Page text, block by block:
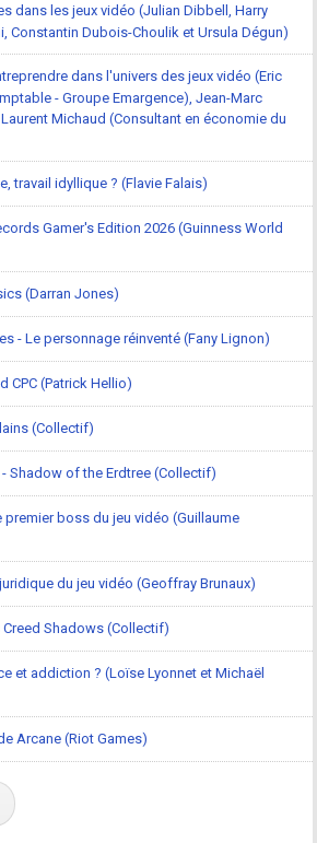
dans les jeux vidéo (Julian Dibbell, Harry
Constantin Dubois-Choulik et Ursula Dégun)
dans l'univers des jeux vidéo (Eric
- Groupe Emargence), Jean-Marc
Michaud (Consultant en économie du
travail idyllique ? (Flavie Falais)
Gamer's Edition 2026 (Guinness World
(Darran Jones)
- Le personnage réinventé (Fany Lignon)
CPC (Patrick Hellio)
(Collectif)
Shadow of the Erdtree (Collectif)
premier boss du jeu vidéo (Guillaume
du jeu vidéo (Geoffray Brunaux)
Shadows (Collectif)
et addiction ? (Loïse Lyonnet et Michaël
Arcane (Riot Games)